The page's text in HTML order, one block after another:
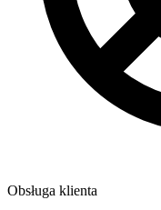
Obsługa klienta